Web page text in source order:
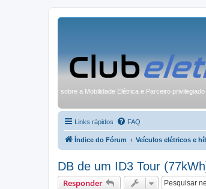
sobre a Mobilidade Elétrica e Parceiro
Links rápidos FAQ
Índice do Fórum Veículos elétricos e
DB de um ID3 Tour
Responder